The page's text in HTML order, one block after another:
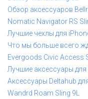
Обзор аксессуаров
Nomatic Navigator RS
Лучшие чехлы для
Что мы больше всего
Evergoods Civic Access
Лучшие аксессуары
Аксессуары Deltahub
Wandrd Roam Sling 9L